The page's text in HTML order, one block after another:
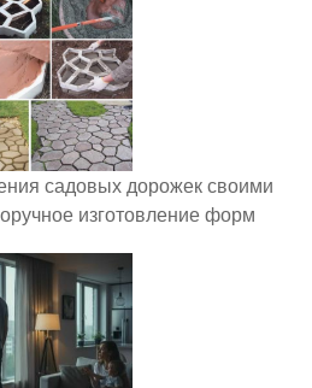
садовых дорожек своими
изготовление форм